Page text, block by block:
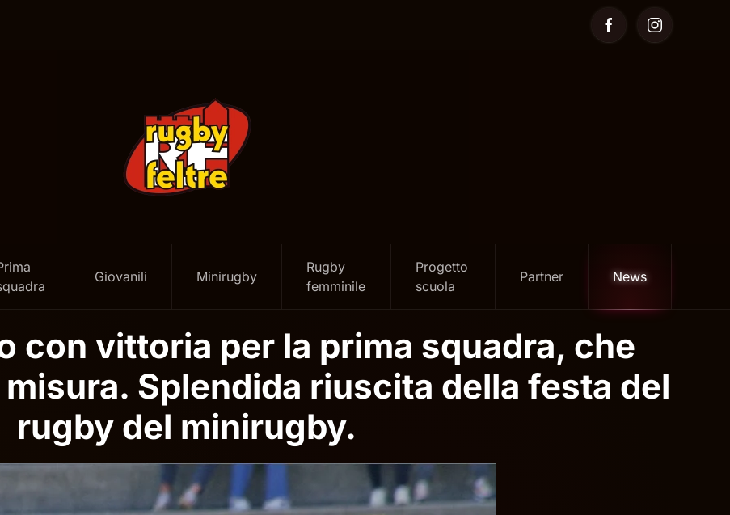
Giovanili Minirugby
Rugby
femminile
Progetto
scuola
Partner News
con vittoria per la prima squadra, che
Splendida riuscita della festa del
rugby del minirugby.